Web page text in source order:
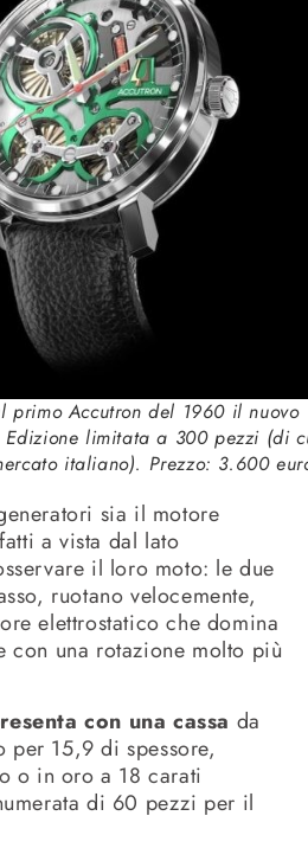
primo Accutron del 1960 il nuovo
limitata a 300 pezzi (di
italiano). Prezzo: 3.600
sia il motore
a vista dal lato
il loro moto: le due
ruotano velocemente,
elettrostatico che domina
con una rotazione molto più
con una cassa da
15,9 di spessore,
o in oro a 18 carati
di 60 pezzi per il